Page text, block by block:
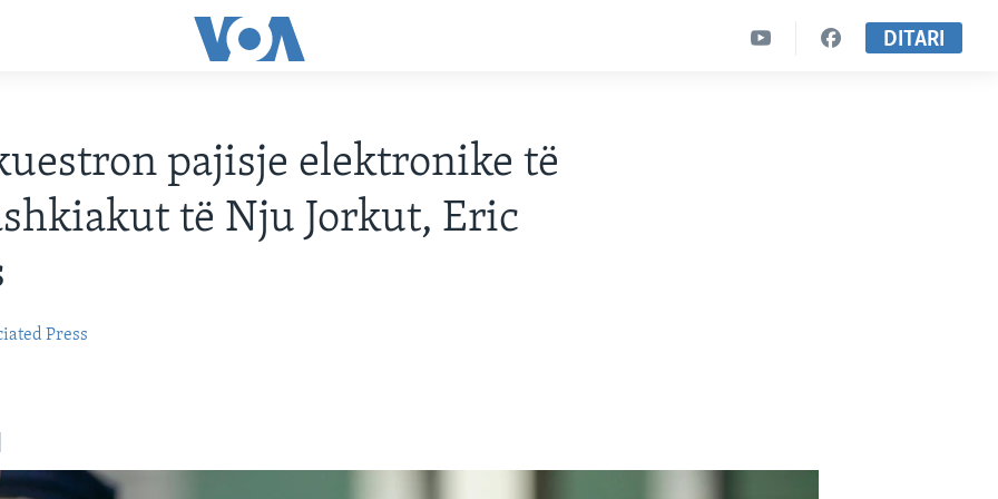
DITARI
pajisje elektronike të
të Nju Jorkut, Eric
Press